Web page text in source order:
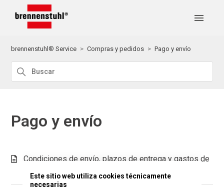
brennenstuhl® Service Compras y pedidos Pago y envío
Pago y envío
Condiciones de envío, plazos de entrega y gastos de
transporte
Este sitio web utiliza cookies técnicamente
necesarias